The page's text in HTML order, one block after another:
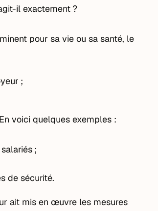
il exactement ?
pour sa vie ou sa santé, le
;
voici quelques exemples :
;
de sécurité.
ait mis en œuvre les mesures